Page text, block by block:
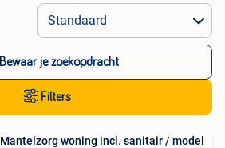
Alle afstanden…
Bewaar je zoekopdracht
Filters
Mantelzorg woning incl. sanitair / model